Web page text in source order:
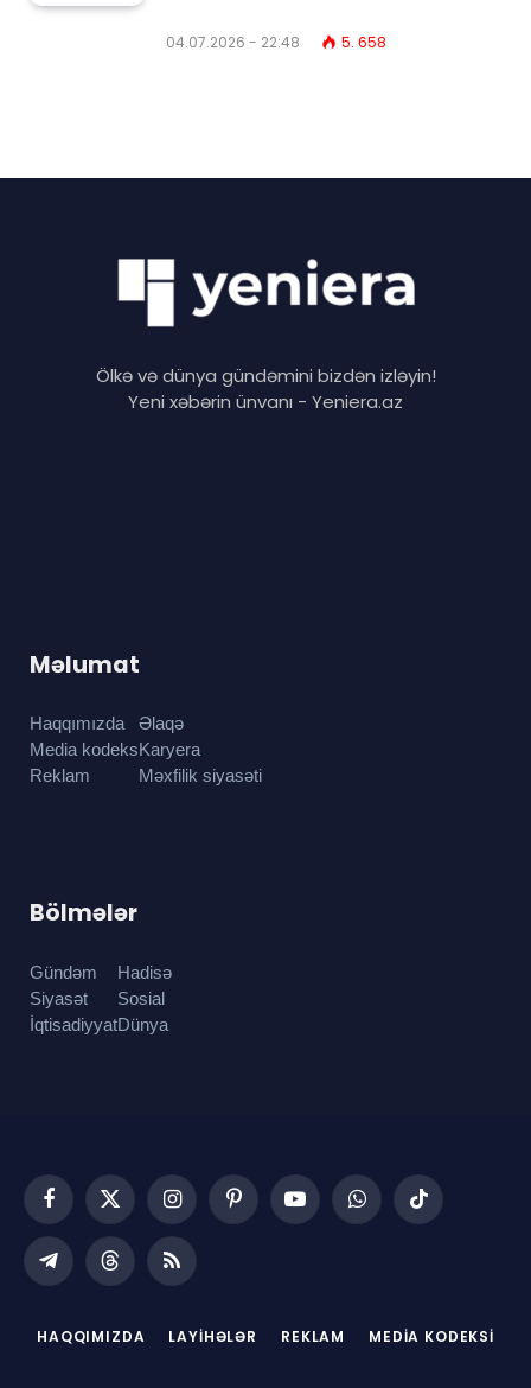
04.07.2026 - 22:48 5. 658
Ölkə və dünya gündəmini bizdən izləyin!
Yeni xəbərin ünvanı - Yeniera.az
Məlumat
Haqqımızda
Media kodeks
Reklam
Əlaqə
Karyera
Məxfilik siyasəti
Bölmələr
Gündəm
Siyasət
İqtisadiyyat
Hadisə
Sosial
Dünya
Facebook
X
(Twitter)
InstagramPinterestYouTubeWhatsAppTikTok
TelegramThreadsRSS
HAQQIMIZDA LAYIHƏLƏR REKLAM MEDIA KODEKSI